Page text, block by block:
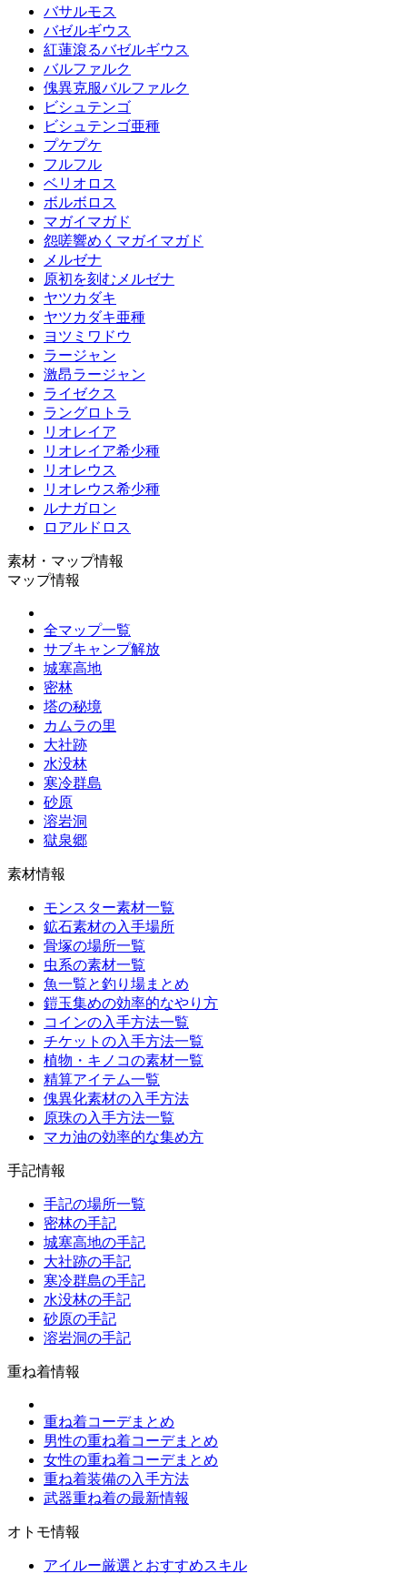
バサルモス
バゼルギウス
紅蓮滾るバゼルギウス
バルファルク
傀異克服バルファルク
ビシュテンゴ
ビシュテンゴ亜種
プケプケ
フルフル
ベリオロス
ボルボロス
マガイマガド
怨嗟響めくマガイマガド
メルゼナ
原初を刻むメルゼナ
ヤツカダキ
ヤツカダキ亜種
ヨツミワドウ
ラージャン
激昂ラージャン
ライゼクス
ラングロトラ
リオレイア
リオレイア希少種
リオレウス
リオレウス希少種
ルナガロン
ロアルドロス
素材・マップ情報
マップ情報
全マップ一覧
サブキャンプ解放
城塞高地
密林
塔の秘境
カムラの里
大社跡
水没林
寒冷群島
砂原
溶岩洞
獄泉郷
素材情報
モンスター素材一覧
鉱石素材の入手場所
骨塚の場所一覧
虫系の素材一覧
魚一覧と釣り場まとめ
鎧玉集めの効率的なやり方
コインの入手方法一覧
チケットの入手方法一覧
植物・キノコの素材一覧
精算アイテム一覧
傀異化素材の入手方法
原珠の入手方法一覧
マカ油の効率的な集め方
手記情報
手記の場所一覧
密林の手記
城塞高地の手記
大社跡の手記
寒冷群島の手記
水没林の手記
砂原の手記
溶岩洞の手記
重ね着情報
重ね着コーデまとめ
男性の重ね着コーデまとめ
女性の重ね着コーデまとめ
重ね着装備の入手方法
武器重ね着の最新情報
オトモ情報
アイルー厳選とおすすめスキル